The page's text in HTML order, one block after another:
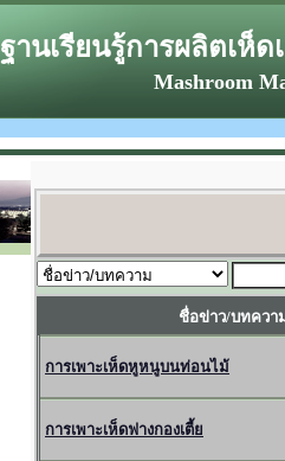
ฐานเรียนรู้การผลิตเห็ด
Mashroom
ชื่อข่าว/บทควา
การเพาะเห็ดหูหนูบนท่อนไม้
การเพาะเห็ดฟางกองเตี้ย